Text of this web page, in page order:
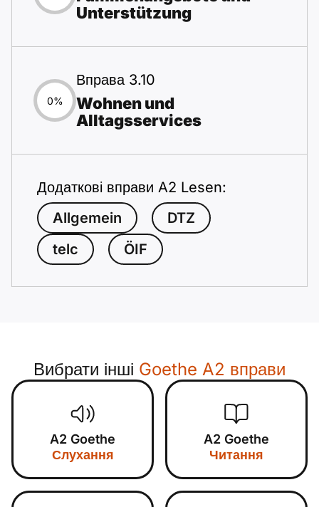
Unterstützung
0%
Вправа 3.10
Wohnen und
Alltagsservices
Додаткові вправи A2 Lesen:
Allgemein
DTZ
telc
ÖIF
Вибрати інші Goethe A2 вправи
A2 Goethe
Слухання
A2 Goethe
Читання